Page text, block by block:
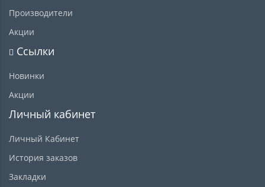
Производители
Акции
Ссылки
Новинки
Акции
Личный кабинет
Личный Кабинет
История заказов
Закладки